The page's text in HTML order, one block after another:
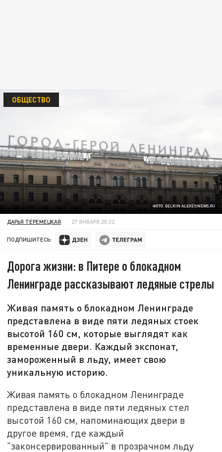
ФОТО: BELKIN ALEXEY/NEWS.RU
ОБЩЕСТВО
ДАРЬЯ ТЕРЕМЕЦКАЯ 27 ЯНВАРЯ 20:32
ПОДПИШИТЕСЬ:
Дорога жизни: в Питере о блокадном
Ленинграде рассказывают ледяные стрелы
Живая память о блокадном Ленинграде
представлена в виде пяти ледяных стоек
высотой 160 см, которые выглядят как
временные двери. Каждый экспонат,
замороженный в льду, имеет свою
уникальную историю.
Живая память о блокадном Ленинграде
представлена в виде пяти ледяных стел
высотой 160 см, напоминающих двери в
другое время, где каждый
"законсервированный" в прозрачном льду